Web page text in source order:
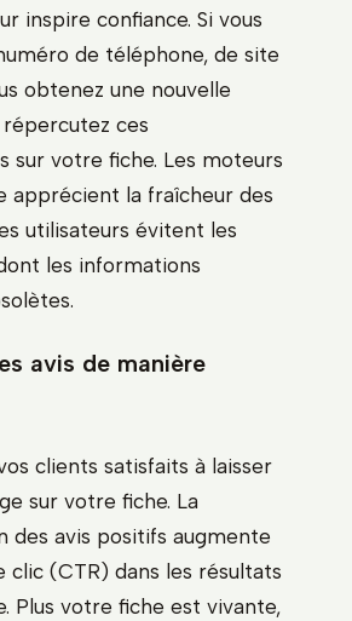
inspire confiance. Si vous
de téléphone, de site
obtenez une nouvelle
ces
sur votre fiche. Les moteurs
apprécient la fraîcheur des
utilisateurs évitent les
les informations
avis de manière
clients satisfaits à laisser
sur votre fiche. La
des avis positifs augmente
clic (CTR) dans les résultats
Plus votre fiche est vivante,